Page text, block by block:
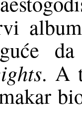
. A